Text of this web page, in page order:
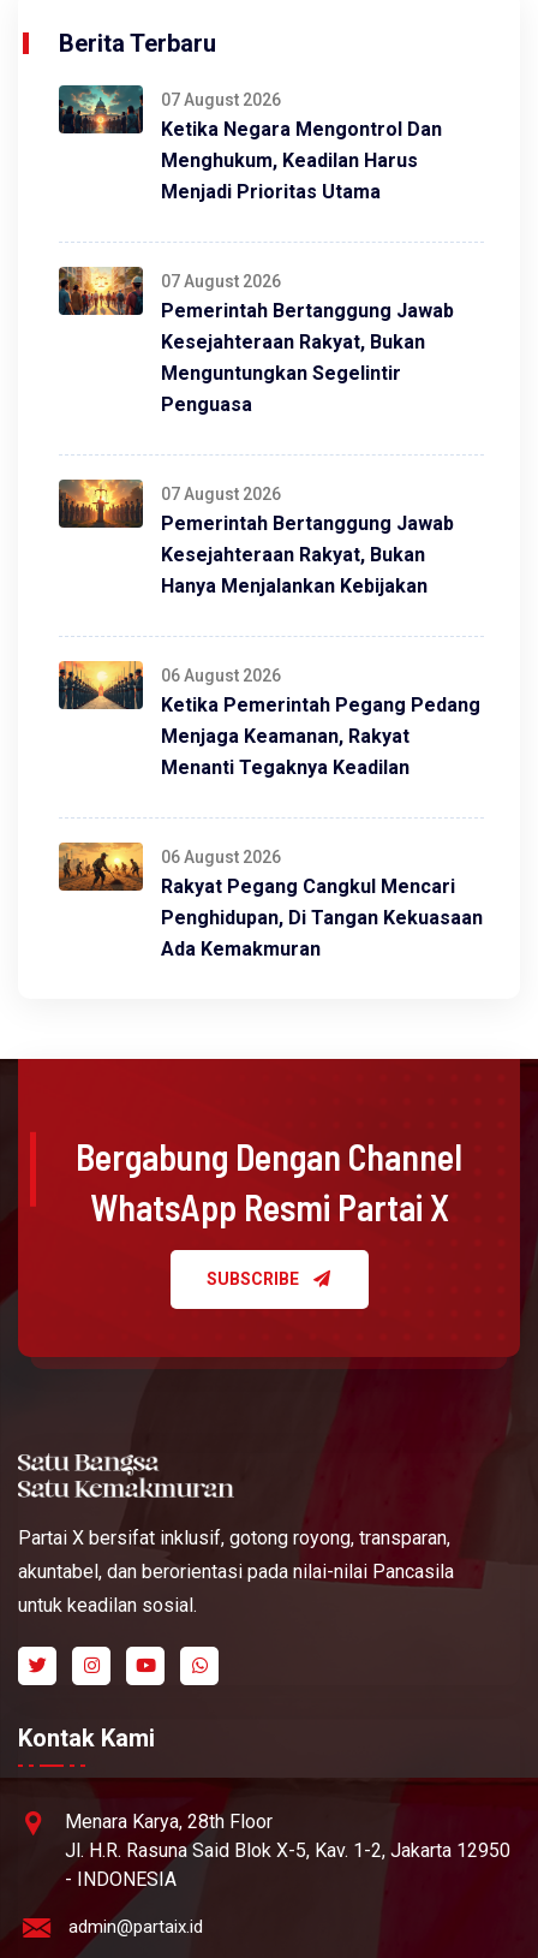
Berita Terbaru
07 August 2026
Ketika Negara Mengontrol Dan
Menghukum, Keadilan Harus
Menjadi Prioritas Utama
07 August 2026
Pemerintah Bertanggung Jawab
Kesejahteraan Rakyat, Bukan
Menguntungkan Segelintir
Penguasa
07 August 2026
Pemerintah Bertanggung Jawab
Kesejahteraan Rakyat, Bukan
Hanya Menjalankan Kebijakan
06 August 2026
Ketika Pemerintah Pegang Pedang
Menjaga Keamanan, Rakyat
Menanti Tegaknya Keadilan
06 August 2026
Rakyat Pegang Cangkul Mencari
Penghidupan, Di Tangan Kekuasaan
Ada Kemakmuran
Bergabung Dengan Channel
WhatsApp Resmi Partai X
SUBSCRIBE
Partai X bersifat inklusif, gotong royong, transparan,
akuntabel, dan berorientasi pada nilai-nilai Pancasila
untuk keadilan sosial.
Kontak Kami
Menara Karya, 28th Floor
Jl. H.R. Rasuna Said Blok X-5, Kav. 1-2, Jakarta 12950
- INDONESIA
admin@partaix.id